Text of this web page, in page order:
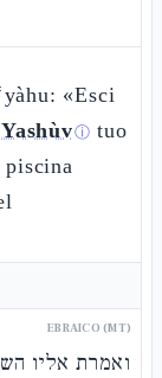
«Esci
ⓘ tuo
EBRAICO (MT)
ואמרת אליו